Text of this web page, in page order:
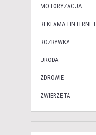
MOTORYZACJA
REKLAMA I INTERNET
ROZRYWKA
URODA
ZDROWIE
ZWIERZĘTA